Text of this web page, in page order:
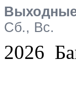
Сб., Вс.
2026